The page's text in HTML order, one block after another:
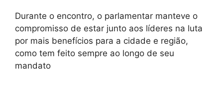
Durante o encontro, o parlamentar manteve o
compromisso de estar junto aos líderes na luta
por mais benefícios para a cidade e região,
como tem feito sempre ao longo de seu
mandato